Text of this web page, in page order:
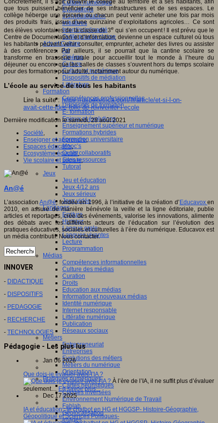
Culture numérique
Evaluations
Individualisation
Initiatives
Interdisciplinarité
Outils pour la classe
Arts et Culture
Art
Cinéma
Culture
Culture et numérique
Dispositifs de médiation
Littérature
Formation
Compétences professionnelles
Dispositifs de formation
E- formation
Enjeux et évolutions
Enseignement supérieur et numérique
Formations hybrides
Formation universitaire
Mooc’s
Outils collaboratifs
Sites ressources
Tutorat
Jeux
Jeu et éducation
Jeux 4/12 ans
Jeux sérieux
Jeux vidéo
Langages
Ecriture
Humour
Langue orale
Langues vivantes
Lecture
Programmation
Médias
Compétences informationnelles
Culture des médias
Curation
Droits
Education aux médias
Information et nouveaux médias
Identité numérique
Internet responsable
Littératie numérique
Publication
Réseaux sociaux
Métiers
Entrepreneuriat
Entreprises
Evolutions des métiers
Métiers du numérique
Orientation
Pratiques numériques
Cartes heuristiques
Classes inversées
Environnement Numérique de Travail
Fablab
Géolocalisation
Images
Concrètement, il s’agit d’ouvrir le collège au territoire et à ses habitants, afin
que tous puissent bénéficier de ses infrastructures et de ses espaces. Le
collège héberge une épicerie où chacun peut venir acheter une fois par mois
des produits frais, issus d’une quinzaine d’exploitations agricoles… Ce sont
des élèves volontaires de la classe de 3e qui s’en occupent ! Il est prévu que le
Centre de Documentation et d’Information, devienne un espace culturel où tous
les habitants peuvent venir consulter, emprunter, acheter des livres ou assister
à des conférences. Par ailleurs, il se pourrait que la cantine scolaire se
transforme en brasserie rurale pour accueillir tout le monde à l’heure du
déjeuner ou encore que les salles de classes s’ouvrent hors du temps scolaire
pour des formations pour adulte, notamment autour du numérique.
L’école au service de tous les habitants
Lire la suite : https://usbeketrica.com/fr/article/et-si-l-on-
avait-cette-idee-folle-de-reinventer-l-ecole
Dernière modification le samedi, 28 août 2021
Société,
Enseigner et apprendre,
Espaces éducatifs,
Ecosystème éducatif,
Vie scolaire et sociale,
An@é
L’associationAn@é, fondée en 1996, à l’initiative de la création d’ Educavoxen
2010, en assure de manière bénévole la veille et la ligne éditoriale, publie
articles et reportages, crée des événements, valorise les innovations, alimente
des débats avec les différents acteurs de l’éducation sur l’évolution des
pratiques éducatives, sociales et culturelles à l’ère du numérique. Educavox est
un média contributif. Nous contacter.
INNOVER
- DIDACTIQUE
- DISPOSITIFS
- PEDAGOGIE
- RECHERCHE
- TECHNOLOGIES
Pédagogie - Les plus lus
Jan 06 2026
Que dois-je évaluer avec l'IA ?
À l’ère de l’IA, il ne suffit plus d’évaluer
seulement… En savoir plus...
Dec 17 2025
IA et éducation : le chatbot en HG et HGGSP- Histoire-Géographie,
Géopolitique et Sciences Politiques-